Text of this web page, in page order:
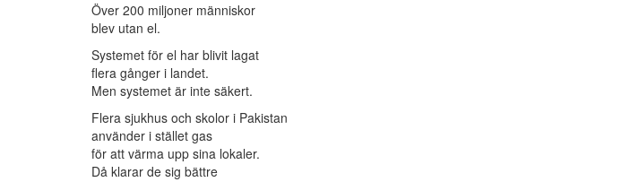
Över 200 miljoner människor
blev utan el.
Systemet för el har blivit lagat
flera gånger i landet.
Men systemet är inte säkert.
Flera sjukhus och skolor i Pakistan
använder i stället gas
för att värma upp sina lokaler.
Då klarar de sig bättre